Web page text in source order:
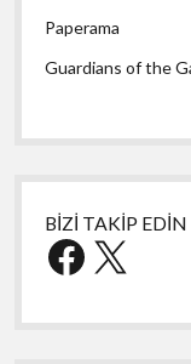
Paperama
Guardians of the
BİZİ TAKİP EDİN
X